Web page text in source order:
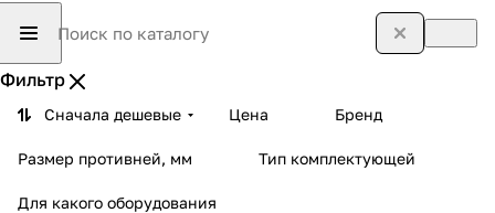
Фильтр
Сначала дешевые Цена Бренд
Размер противней, мм Тип комплектующей
Для какого оборудования